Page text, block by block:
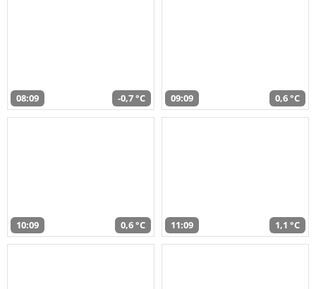
08:09 -0,7 °C 09:09 0,6 °C
10:09 0,6 °C 11:09 1,1 °C